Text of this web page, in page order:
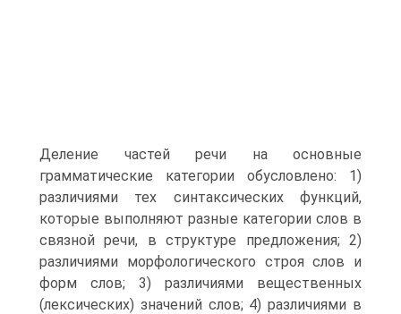
Деление частей речи на основные
грамматические категории обусловлено: 1)
различиями тех синтаксических функций,
которые выполняют разные категории слов в
связной речи, в структуре предложения; 2)
различиями морфологического строя слов и
форм слов; 3) различиями вещественных
(лексических) значений слов; 4) различиями в